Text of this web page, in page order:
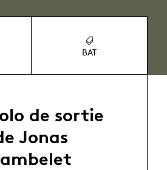
BAT
de sortie
Jonas